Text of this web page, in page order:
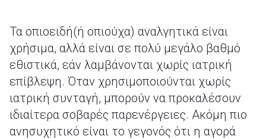
Τα οπιοειδή(ή οπιούχα) αναλγητικά είναι
χρήσιμα, αλλά είναι σε πολύ μεγάλο βαθμό
εθιστικά, εάν λαμβάνονται χωρίς ιατρική
επίβλεψη. Όταν χρησιμοποιούνται χωρίς
ιατρική συνταγή, μπορούν να προκαλέσουν
ιδιαίτερα σοβαρές παρενέργειες. Ακόμη πιο
ανησυχητικό είναι το γεγονός ότι η αγορά